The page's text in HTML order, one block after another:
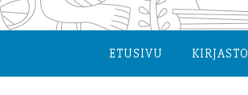
ETUSIVU KIRJASTO